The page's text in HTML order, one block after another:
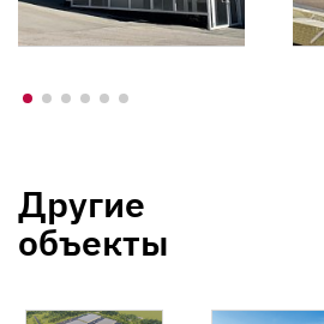
Другие
объекты